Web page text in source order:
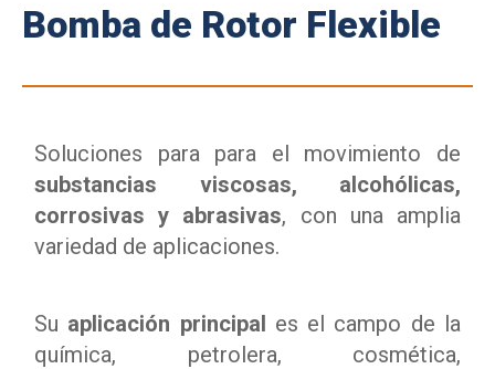
Bomba de Rotor Flexible
Soluciones para para el movimiento de
substancias viscosas, alcohólicas,
corrosivas y abrasivas, con una amplia
variedad de aplicaciones.
Su aplicación principal es el campo de la
química, petrolera, cosmética,